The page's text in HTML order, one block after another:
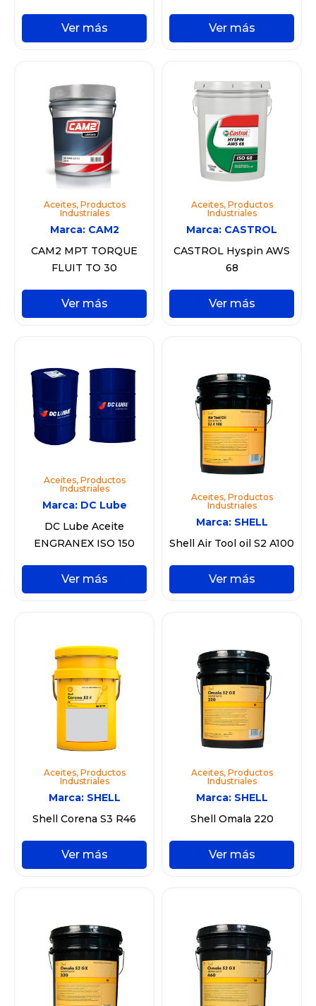
Ver más Ver más
Aceites, Productos
Industriales
Marca: CAM2
CAM2 MPT TORQUE
FLUIT TO 30
Ver más
Aceites, Productos
Industriales
Marca: CASTROL
CASTROL Hyspin AWS
68
Ver más
Aceites, Productos
Industriales
Marca: DC Lube
DC Lube Aceite
ENGRANEX ISO 150
Ver más
Aceites, Productos
Industriales
Marca: SHELL
Shell Air Tool oil S2 A100
Ver más
Aceites, Productos
Industriales
Marca: SHELL
Shell Corena S3 R46
Ver más
Aceites, Productos
Industriales
Marca: SHELL
Shell Omala 220
Ver más